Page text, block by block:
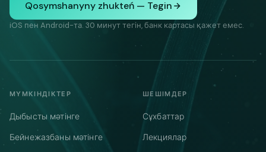
Qosymshanyny zhukteń — Tegin
iOS пен Android-та. 30 минут тегін, банк картасы қажет емес.
МҮМКІНДІКТЕР
Дыбысты мәтінге
Бейнежазбаны мәтінге
ШЕШІМДЕР
Сұхбаттар
Лекциялар